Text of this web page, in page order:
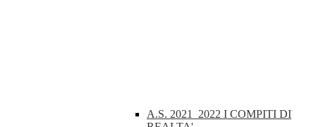
A.S. 2021_2022 I COMPITI DI